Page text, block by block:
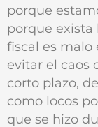
porque
porque exista
fiscal es malo
evitar el caos
corto plazo,
como locos
que se hizo